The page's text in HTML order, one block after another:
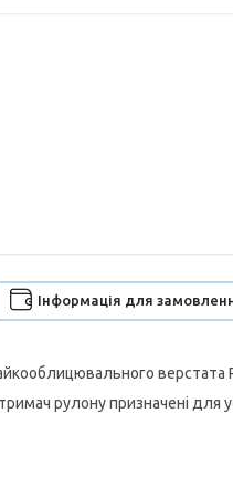
Інформація для
верстата
рулону призначені